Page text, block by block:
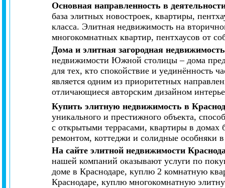
Основная направленность в
база элитных новостроек, квартиры,
класса. Элитная недвижимость на
многокомнатных квартир, пентхаусов от
Дома и элитная загородная
недвижимости Южной столицы – дома
для тех, кто спокойствие и уединённость
является одним из приоритетных
отличающиеся авторским дизайном
Купить элитную недвижимость в
уникального и престижного объекта,
с открытыми террасами, квартиры в домах
ремонтом, коттеджи и солидные особняки
На сайте элитной недвижимости
нашей компаний оказывают услуги по
доме в Краснодаре, куплю 2 комнатную
Краснодаре, куплю многокомнатную